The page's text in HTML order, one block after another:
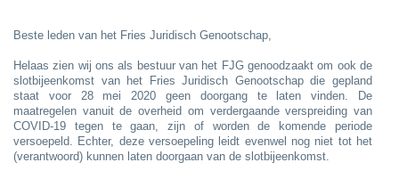
Beste leden van het Fries Juridisch Genootschap,
Helaas zien wij ons als bestuur van het FJG genoodzaakt om ook de
slotbijeenkomst van het Fries Juridisch Genootschap die gepland
staat voor 28 mei 2020 geen doorgang te laten vinden. De
maatregelen vanuit de overheid om verdergaande verspreiding van
COVID-19 tegen te gaan, zijn of worden de komende periode
versoepeld. Echter, deze versoepeling leidt evenwel nog niet tot het
(verantwoord) kunnen laten doorgaan van de slotbijeenkomst.